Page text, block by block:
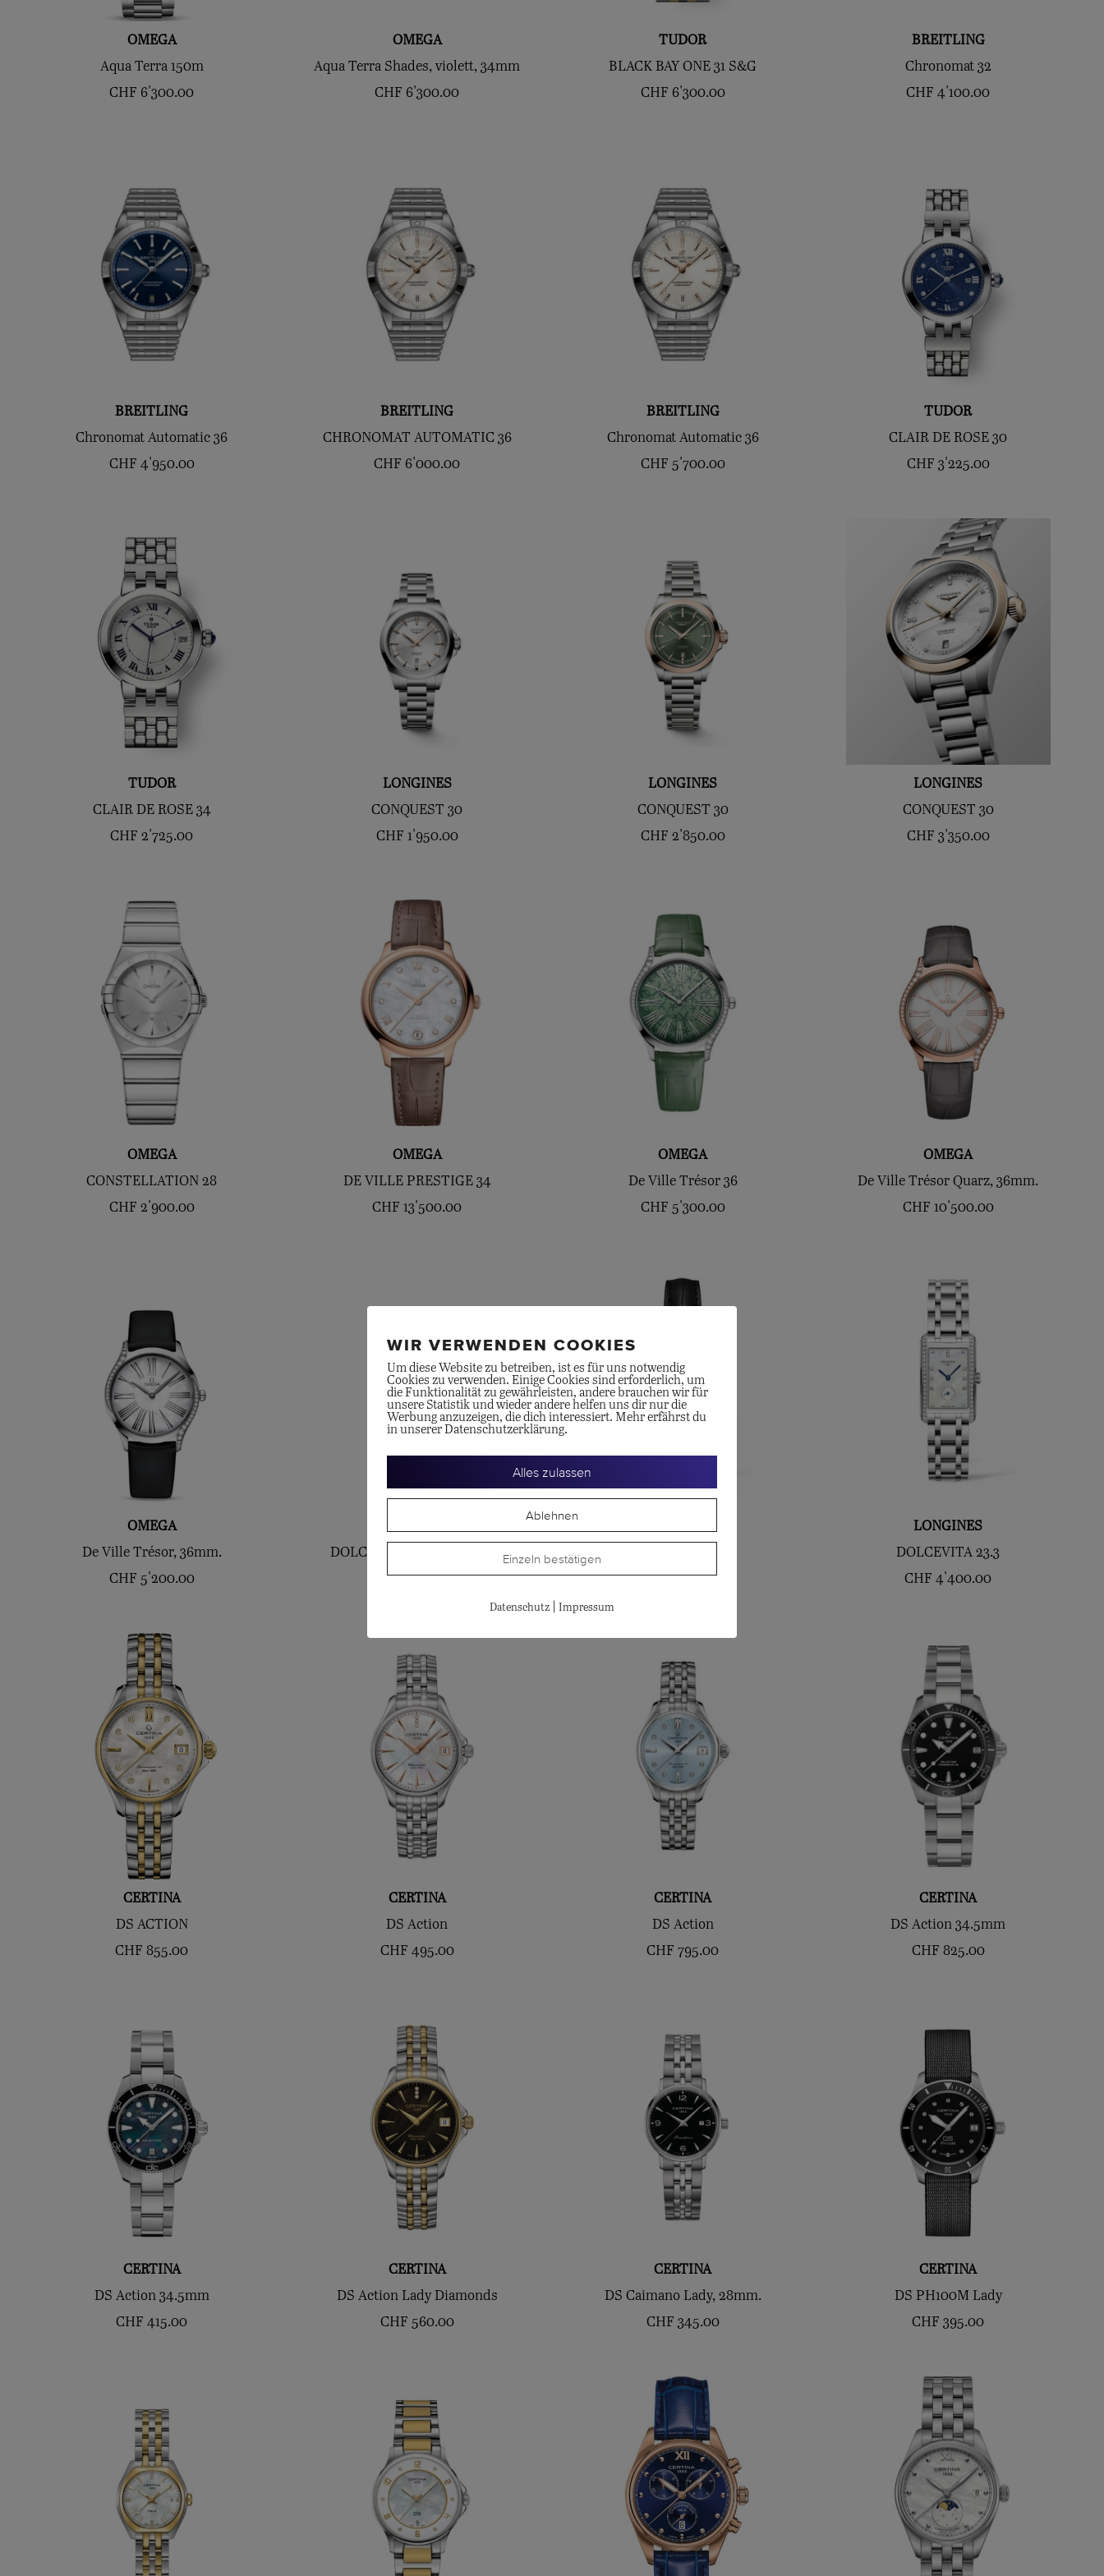
OMEGA
Aqua Terra 150m
CHF 6'300.00
OMEGA
Aqua Terra Shades, violett, 34mm
CHF 6'300.00
TUDOR
BLACK BAY ONE 31 S&G
CHF 6'300.00
BREITLING
Chronomat 32
CHF 4'100.00
BREITLING
Chronomat Automatic 36
CHF 4'950.00
BREITLING
CHRONOMAT AUTOMATIC 36
CHF 6'000.00
BREITLING
Chronomat Automatic 36
CHF 5'700.00
TUDOR
CLAIR DE ROSE 30
CHF 3'225.00
TUDOR
CLAIR DE ROSE 34
CHF 2'725.00
LONGINES
CONQUEST 30
CHF 1'950.00
LONGINES
CONQUEST 30
CHF 2'850.00
LONGINES
CONQUEST 30
CHF 3'350.00
OMEGA
CONSTELLATION 28
CHF 2'900.00
OMEGA
DE VILLE PRESTIGE 34
CHF 13'500.00
OMEGA
De Ville Trésor 36
CHF 5'300.00
OMEGA
De Ville Trésor Quarz, 36mm.
CHF 10'500.00
OMEGA
De Ville Trésor, 36mm.
CHF 5'200.00
DOLCE-VITA 20.8 x 32.0MM
CHF1'400.00
CHF6'200.00
LONGINES
DOLCEVITA 23.3
CHF 4'400.00
CERTINA
DS ACTION
CHF 855.00
CERTINA
DS Action
CHF 495.00
CERTINA
DS Action
CHF 795.00
CERTINA
DS Action 34.5mm
CHF 825.00
CERTINA
DS Action 34.5mm
CHF 415.00
CERTINA
DS Action Lady Diamonds
CHF 560.00
CERTINA
DS Caimano Lady, 28mm.
CHF 345.00
CERTINA
DS PH100M Lady
CHF 395.00
WIR VERWENDEN COOKIES
Um diese Website zu betreiben, ist es für uns notwendig
Cookies zu verwenden. Einige Cookies sind erforderlich, um
die Funktionalität zu gewährleisten, andere brauchen wir für
unsere Statistik und wieder andere helfen uns dir nur die
Werbung anzuzeigen, die dich interessiert. Mehr erfährst du
in unserer Datenschutzerklärung.
Alles zulassen
Ablehnen
Einzeln bestätigen
Datenschutz Impressum